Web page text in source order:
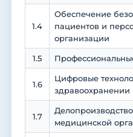
1.4
Обеспечение
пациентов и
организации
1.5
1.6
Цифровые
здравоохранении
1.7
медицинской